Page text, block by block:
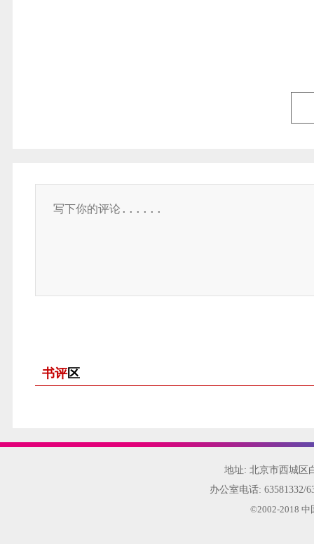
书评区
地址: 北京市西城区
办公室电话: 63581332/
©2002-2018